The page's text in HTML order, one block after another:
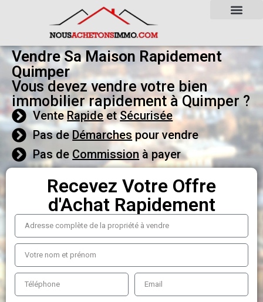
Vendre Sa Maison Rapidement
Quimper
Vous devez vendre votre bien
immobilier rapidement à Quimper ?
Vente Rapide etSécurisée
Pas deDémarches pour vendre
Pas de Commission à payer
Recevez Votre Offre
d'Achat Rapidement